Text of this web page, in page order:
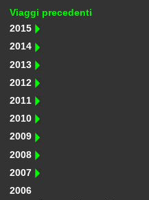
Viaggi precedenti
2015
2014
2013
2012
2011
2010
2009
2008
2007
2006